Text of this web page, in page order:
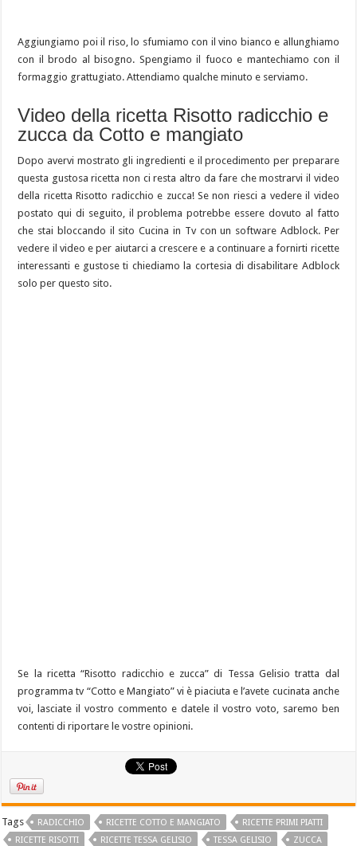
Aggiungiamo poi il riso, lo sfumiamo con il vino bianco e allunghiamo
con il brodo al bisogno. Spengiamo il fuoco e mantechiamo con il
formaggio grattugiato. Attendiamo qualche minuto e serviamo.
Video della ricetta Risotto radicchio e
zucca da Cotto e mangiato
Dopo avervi mostrato gli ingredienti e il procedimento per preparare
questa gustosa ricetta non ci resta altro da fare che mostrarvi il video
della ricetta Risotto radicchio e zucca! Se non riesci a vedere il video
postato qui di seguito, il problema potrebbe essere dovuto al fatto
che stai bloccando il sito Cucina in Tv con un software Adblock. Per
vedere il video e per aiutarci a crescere e a continuare a fornirti ricette
interessanti e gustose ti chiediamo la cortesia di disabilitare Adblock
solo per questo sito.
Se la ricetta “Risotto radicchio e zucca” di Tessa Gelisio tratta dal
programma tv “Cotto e Mangiato” vi è piaciuta e l’avete cucinata anche
voi, lasciate il vostro commento e datele il vostro voto, saremo ben
contenti di riportare le vostre opinioni.
Tags RADICCHIO RICETTE COTTO E MANGIATO
RICETTE PRIMI PIATTI
RICETTE RISOTTI
RICETTE TESSA GELISIO TESSA GELISIO ZUCCA